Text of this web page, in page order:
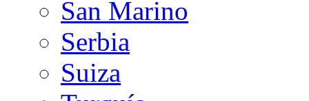
San Marino
Serbia
Suiza